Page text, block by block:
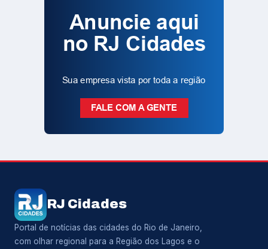
RJ Cidades
Portal de notícias das cidades do Rio de Janeiro,
com olhar regional para a Região dos Lagos e o